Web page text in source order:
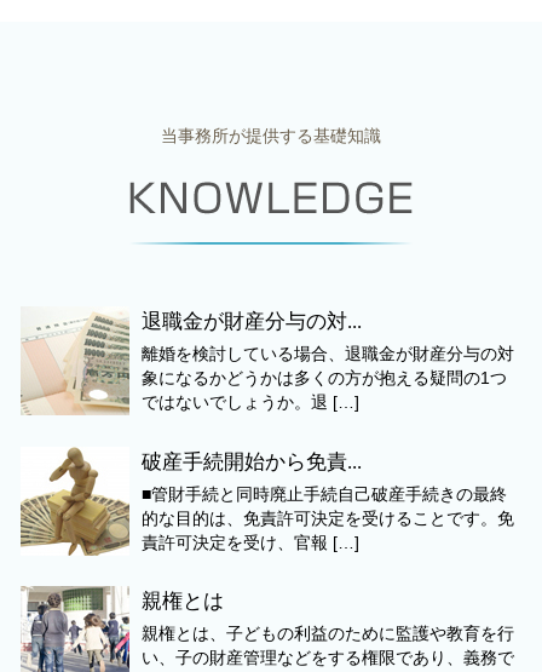
当事務所が提供する基礎知識
退職金が財産分与の対...
離婚を検討している場合、退職金が財産分与の対
象になるかどうかは多くの方が抱える疑問の1つ
ではないでしょうか。退 […]
破産手続開始から免責...
■管財手続と同時廃止手続自己破産手続きの最終
的な目的は、免責許可決定を受けることです。免
責許可決定を受け、官報 […]
親権とは
親権とは、子どもの利益のために監護や教育を行
い、子の財産管理などをする権限であり、義務で